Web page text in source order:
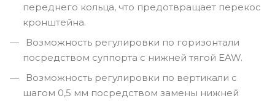
переднего кольца, что предотвращает перекос
кронштейна.
Возможность регулировки по горизонтали
посредством суппорта с нижней тягой EAW.
Возможность регулировки по вертикали с
шагом 0,5 мм посредством замены нижней